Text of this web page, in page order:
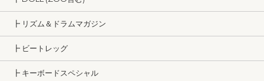
┣ リズム＆ドラムマガジン
┣ ビートレッグ
┣ キーボードスペシャル